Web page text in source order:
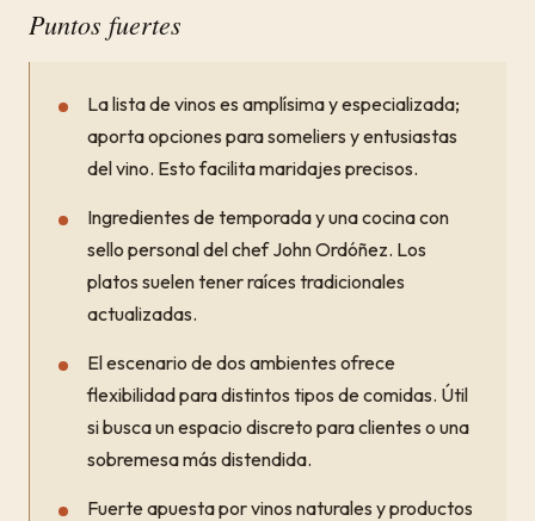
Puntos fuertes
La lista de vinos es amplísima y especializada;
aporta opciones para someliers y entusiastas
del vino. Esto facilita maridajes precisos.
Ingredientes de temporada y una cocina con
sello personal del chef John Ordóñez. Los
platos suelen tener raíces tradicionales
actualizadas.
El escenario de dos ambientes ofrece
flexibilidad para distintos tipos de comidas. Útil
si busca un espacio discreto para clientes o una
sobremesa más distendida.
Fuerte apuesta por vinos naturales y productos